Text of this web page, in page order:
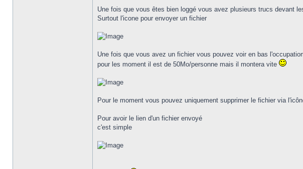
Une fois que vous êtes bien loggé vous avez plusieurs trucs devant
Surtout l'icone pour envoyer un fichier
Une fois que vous avez un fichier vous pouvez voir en bas
pour les moment il est de 50Mo/personne mais il montera vite
Pour le moment vous pouvez uniquement supprimer le fichier via
Pour avoir le lien d'un fichier envoyé
c'est simple